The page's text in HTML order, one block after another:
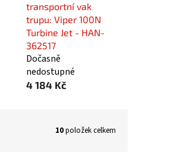
transportní vak
trupu: Viper 100N
Turbine Jet - HAN-
362517
Dočasně
nedostupné
4 184 Kč
10položek celkem